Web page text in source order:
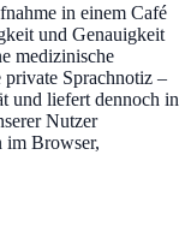
in einem Café
und Genauigkeit
medizinische
Sprachnotiz –
und liefert dennoch in
Nutzer
im Browser,